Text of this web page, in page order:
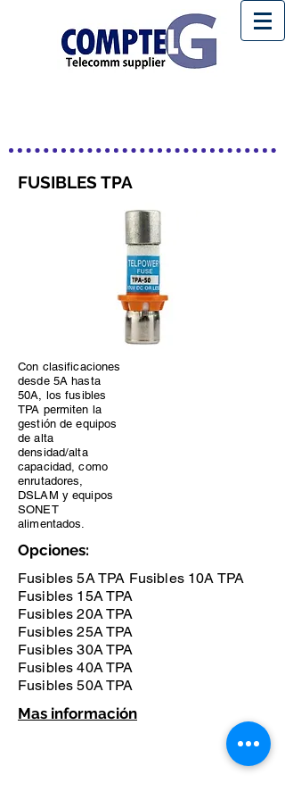
FUSIBLES TPA
Con clasificaciones
desde 5A hasta
50A, los fusibles
TPA permiten la
gestión de equipos
de alta
densidad/alta
capacidad, como
enrutadores,
DSLAM y equipos
SONET
alimentados.
Opciones:
Fusibles 5A TPA Fusibles 10A TPA
Fusibles 15A TPA
Fusibles 20A TPA
Fusibles 25A TPA
Fusibles 30A TPA
Fusibles 40A TPA
Fusibles 50A TPA
Mas información